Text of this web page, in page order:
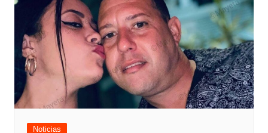
Noticias